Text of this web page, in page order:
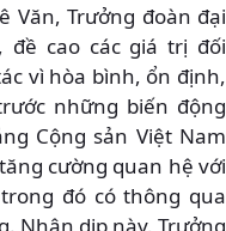
Văn, Trưởng đoàn đại
đề cao các giá trị đối
vì hòa bình, ổn định,
những biến động
Cộng sản Việt Nam
cường quan hệ với
đó có thông qua
Nhân dịp này, Trưởng